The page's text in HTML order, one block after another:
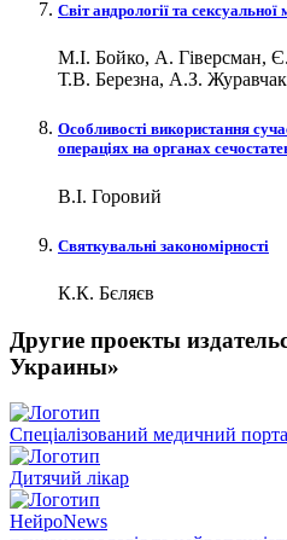
Світ андрології та сексуальної
М.І. Бойко, А. Гіверсман,
Т.В. Березна, А.З.
Особливості використання
операціях на органах
В.І. Горовий
Святкувальні закономірності
К.К. Бєляєв
Другие проекты
Украины»
Спеціалізований медичний
Дитячий лікар
НейроNews